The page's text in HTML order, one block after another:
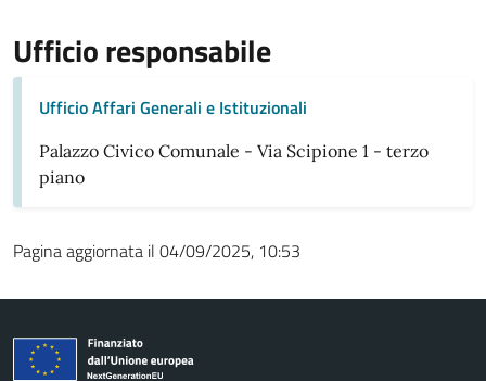
Ufficio responsabile
Ufficio Affari Generali e Istituzionali
Palazzo Civico Comunale - Via Scipione 1 - terzo
piano
Pagina aggiornata il 04/09/2025, 10:53